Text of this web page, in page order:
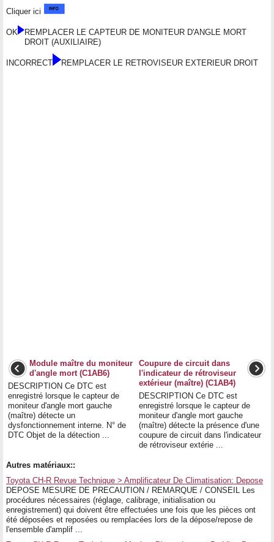
Cliquer ici
OK
REMPLACER LE CAPTEUR DE MONITEUR D'ANGLE MORT
DROIT (AUXILIAIRE)
INCORRECT REMPLACER LE RETROVISEUR EXTERIEUR DROIT
Module maître du moniteur
d'angle mort (C1AB6)
DESCRIPTION Ce DTC est
enregistré lorsque le capteur de
moniteur d'angle mort gauche
(maître) détecte un
dysfonctionnement interne. N° de
DTC Objet de la détection ...
Coupure de circuit dans
l'indicateur de rétroviseur
extérieur (maître) (C1AB4)
DESCRIPTION Ce DTC est
enregistré lorsque le capteur de
moniteur d'angle mort gauche
(maître) détecte la présence d'une
coupure de circuit dans l'indicateur
de rétroviseur extérie ...
Autres matériaux::
Toyota CH-R Revue Technique > Amplificateur De Climatisation: Depose
DEPOSE MESURE DE PRECAUTION / REMARQUE / CONSEIL Les
procédures nécessaires (réglage, calibrage, initialisation ou
enregistrement) qui doivent être effectuées une fois que les pièces ont
été déposées et reposées ou remplacées lors de la dépose/repose de
l'ensemble d'amplif ...